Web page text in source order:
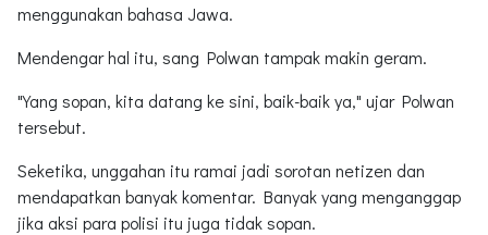
menggunakan bahasa Jawa.
Mendengar hal itu, sang Polwan tampak makin geram.
"Yang sopan, kita datang ke sini, baik-baik ya," ujar Polwan
tersebut.
Seketika, unggahan itu ramai jadi sorotan netizen dan
mendapatkan banyak komentar. Banyak yang menganggap
jika aksi para polisi itu juga tidak sopan.